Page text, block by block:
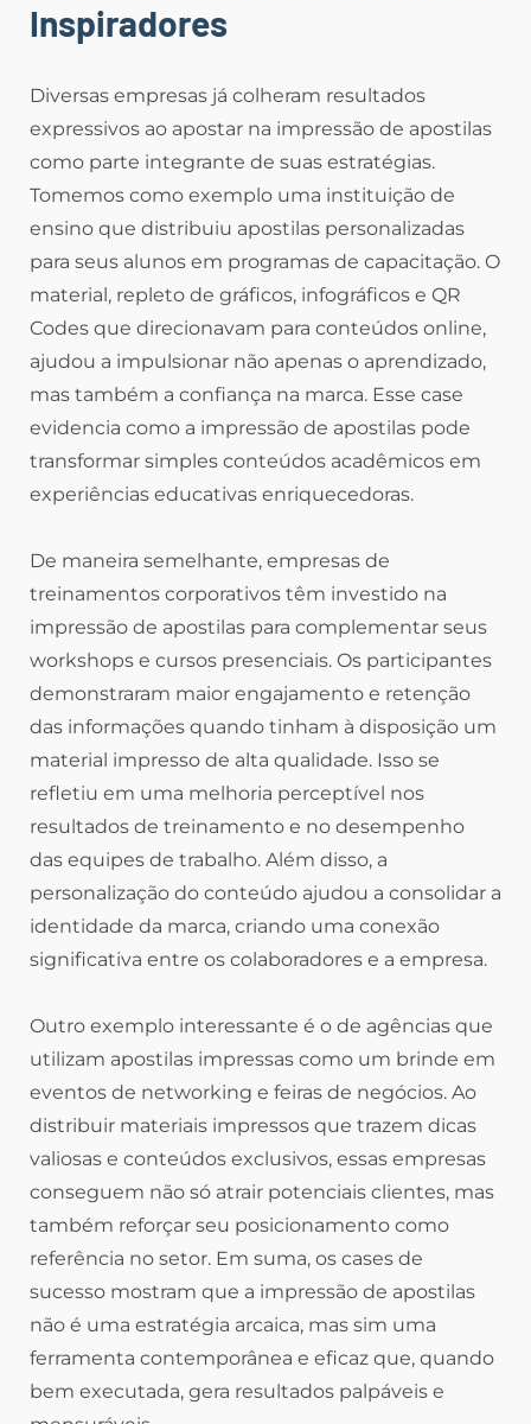
Inspiradores
Diversas empresas já colheram resultados
expressivos ao apostar na impressão de apostilas
como parte integrante de suas estratégias.
Tomemos como exemplo uma instituição de
ensino que distribuiu apostilas personalizadas
para seus alunos em programas de capacitação. O
material, repleto de gráficos, infográficos e QR
Codes que direcionavam para conteúdos online,
ajudou a impulsionar não apenas o aprendizado,
mas também a confiança na marca. Esse case
evidencia como a impressão de apostilas pode
transformar simples conteúdos acadêmicos em
experiências educativas enriquecedoras.
De maneira semelhante, empresas de
treinamentos corporativos têm investido na
impressão de apostilas para complementar seus
workshops e cursos presenciais. Os participantes
demonstraram maior engajamento e retenção
das informações quando tinham à disposição um
material impresso de alta qualidade. Isso se
refletiu em uma melhoria perceptível nos
resultados de treinamento e no desempenho
das equipes de trabalho. Além disso, a
personalização do conteúdo ajudou a consolidar a
identidade da marca, criando uma conexão
significativa entre os colaboradores e a empresa.
Outro exemplo interessante é o de agências que
utilizam apostilas impressas como um brinde em
eventos de networking e feiras de negócios. Ao
distribuir materiais impressos que trazem dicas
valiosas e conteúdos exclusivos, essas empresas
conseguem não só atrair potenciais clientes, mas
também reforçar seu posicionamento como
referência no setor. Em suma, os cases de
sucesso mostram que a impressão de apostilas
não é uma estratégia arcaica, mas sim uma
ferramenta contemporânea e eficaz que, quando
bem executada, gera resultados palpáveis e